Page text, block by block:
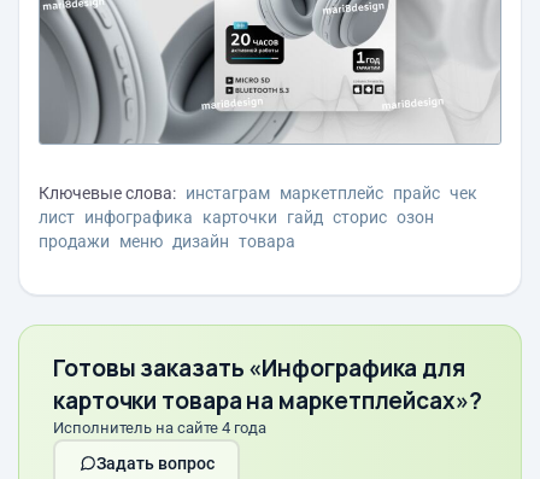
Ключевые слова: инстаграм маркетплейс прайс чек
лист инфографика карточки гайд сторис озон
продажи
меню дизайн товара
Готовы заказать «Инфографика для
карточки товара на маркетплейсах»?
Исполнитель на сайте 4 года
Задать вопрос